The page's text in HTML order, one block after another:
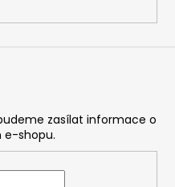
zasílat informace o
e-shopu.